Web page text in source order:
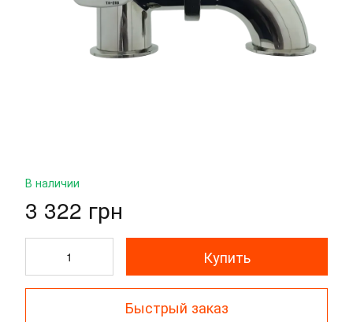
В наличии
3 322 грн
Купить
Быстрый заказ